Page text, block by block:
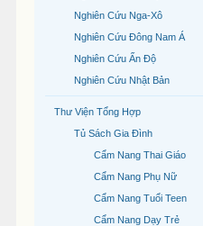
Nghiên Cứu Nga-Xô
Nghiên Cứu Đông Nam Á
Nghiên Cứu Ấn Độ
Nghiên Cứu Nhật Bản
Thư Viện Tổng Hợp
Tủ Sách Gia Đình
Cẩm Nang Thai Giáo
Cẩm Nang Phụ Nữ
Cẩm Nang Tuổi Teen
Cẩm Nang Dạy Trẻ